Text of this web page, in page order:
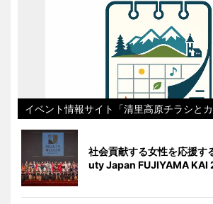
イベント情報サイト「清里高原チラシとカ
社会貢献する女性を応援す
uty Japan FUJIYAMA KAI